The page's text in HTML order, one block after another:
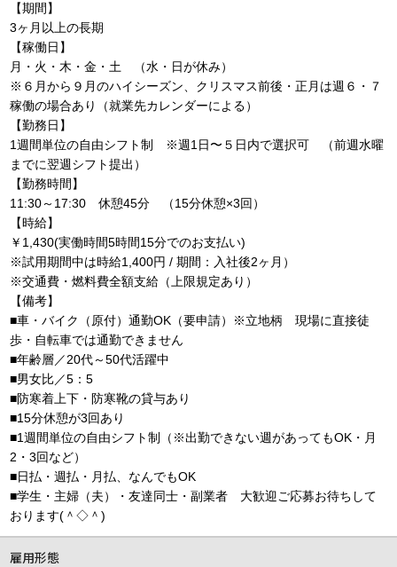
【期間】
3ヶ月以上の長期
【稼働日】
月・火・木・金・土 （水・日が休み）
※６月から９月のハイシーズン、クリスマス前後・正月は週６・７
稼働の場合あり（就業先カレンダーによる）
【勤務日】
1週間単位の自由シフト制 ※週1日〜５日内で選択可 （前週水曜
までに翌週シフト提出）
【勤務時間】
11:30～17:30 休憩45分 （15分休憩×3回）
【時給】
￥1,430(実働時間5時間15分でのお支払い)
※試用期間中は時給1,400円 / 期間：入社後2ヶ月）
※交通費・燃料費全額支給（上限規定あり）
【備考】
■車・バイク（原付）通勤OK（要申請）※立地柄 現場に直接徒
歩・自転車では通勤できません
■年齢層／20代～50代活躍中
■男女比／5：5
■防寒着上下・防寒靴の貸与あり
■15分休憩が3回あり
■1週間単位の自由シフト制（※出勤できない週があってもOK・月
2・3回など）
■日払・週払・月払、なんでもOK
■学生・主婦（夫）・友達同士・副業者 大歓迎ご応募お待ちして
おります(＾◇＾)
雇用形態